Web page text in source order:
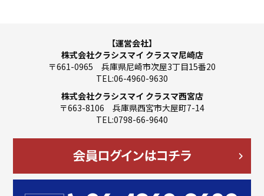
【運営会社】
株式会社クラシスマイ クラスマ尼崎店
〒661-0965 兵庫県尼崎市次屋3丁目15番20
TEL:06-4960-9630
株式会社クラシスマイ クラスマ西宮店
〒663-8106 兵庫県西宮市大屋町7-14
TEL:0798-66-9640